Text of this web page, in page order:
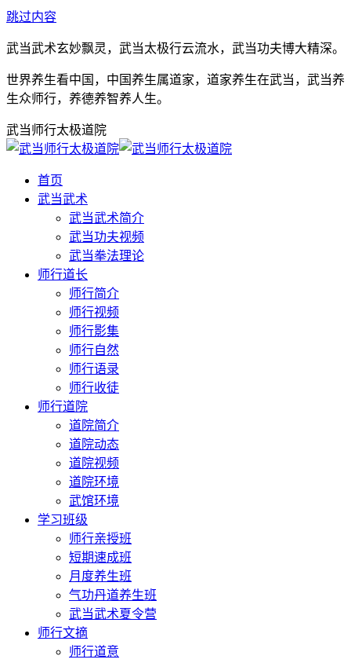
跳过内容
武当武术玄妙飘灵，武当太极行云流水，武当功夫博大精深。
世界养生看中国，中国养生属道家，道家养生在武当，武当养
生众师行，养德养智养人生。
武当师行太极道院
首页
武当武术
武当武术简介
武当功夫视频
武当拳法理论
师行道长
师行简介
师行视频
师行影集
师行自然
师行语录
师行收徒
师行道院
道院简介
道院动态
道院视频
道院环境
武馆环境
学习班级
师行亲授班
短期速成班
月度养生班
气功丹道养生班
武当武术夏令营
师行文摘
师行道意